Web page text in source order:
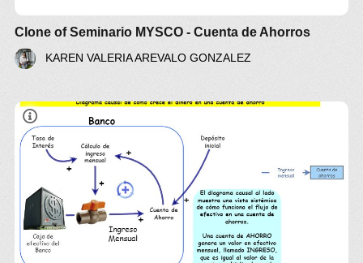
Clone of Seminario MYSCO - Cuenta de Ahorros
KAREN VALERIA AREVALO GONZALEZ
Seminario MYSCO